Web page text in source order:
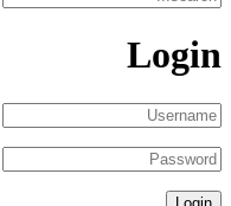
Login